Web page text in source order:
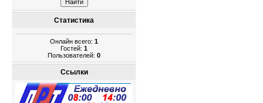
Статистика
Онлайн всего: 1
Гостей: 1
Пользователей: 0
Ссылки